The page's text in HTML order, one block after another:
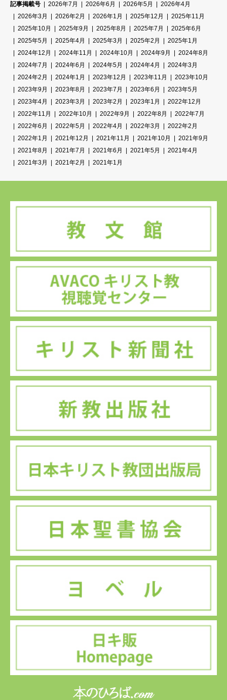
記事掲載号
2026年7月 2026年6月 2026年5月
2026年4月
2026年3月
2026年2月 2026年1月 2025年12月
2025年11月
2025年10月
2025年9月 2025年8月 2025年7月
2025年6月
2025年5月
2025年4月 2025年3月 2025年2月
2025年1月
2024年12月
2024年11月 2024年10月 2024年9月
2024年8月
2024年7月
2024年6月 2024年5月 2024年4月
2024年3月
2024年2月
2024年1月 2023年12月 2023年11月
2023年10月
2023年9月
2023年8月 2023年7月 2023年6月
2023年5月
2023年4月
2023年3月 2023年2月 2023年1月
2022年12月
2022年11月
2022年10月 2022年9月 2022年8月
2022年7月
2022年6月
2022年5月 2022年4月 2022年3月
2022年2月
2022年1月
2021年12月 2021年11月 2021年10月
2021年9月
2021年8月
2021年7月 2021年6月 2021年5月
2021年4月
2021年3月
2021年2月 2021年1月